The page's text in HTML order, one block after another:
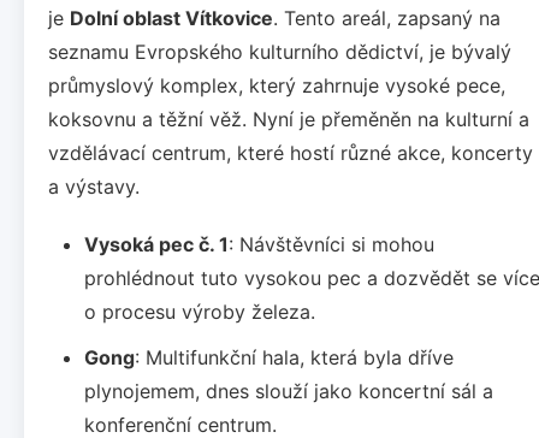
je Dolní oblast Vítkovice. Tento areál, zapsaný na
seznamu Evropského kulturního dědictví, je bývalý
průmyslový komplex, který zahrnuje vysoké pece,
koksovnu a těžní věž. Nyní je přeměněn na kulturní a
vzdělávací centrum, které hostí různé akce, koncerty
a výstavy.
Vysoká pec č. 1: Návštěvníci si mohou
prohlédnout tuto vysokou pec a dozvědět se více
o procesu výroby železa.
Gong: Multifunkční hala, která byla dříve
plynojemem, dnes slouží jako koncertní sál a
konferenční centrum.